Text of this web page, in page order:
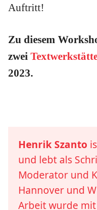
Auftritt!
Zu diesem
zwei
2023.
Henrik Szanto
und lebt als
Moderator und
Hannover und
Arbeit wurde